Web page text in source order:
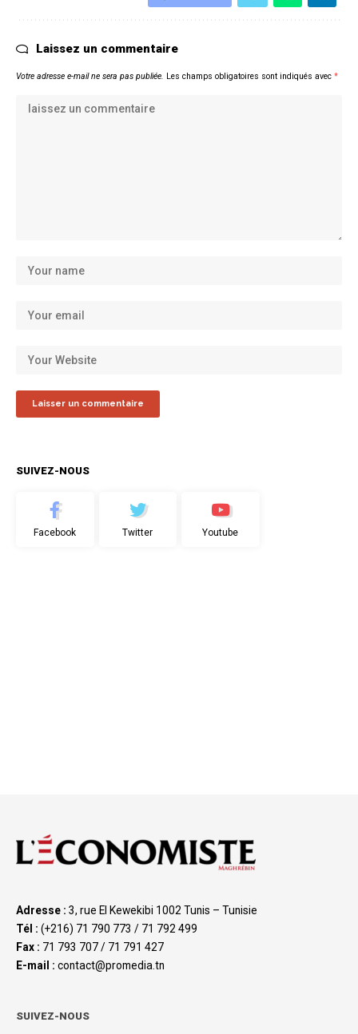
Laissez un commentaire
Votre adresse e-mail ne sera pas publiée. Les champs obligatoires sont indiqués avec *
SUIVEZ-NOUS
Facebook Twitter Youtube
Adresse : 3, rue El Kewekibi 1002 Tunis – Tunisie
Tél : (+216) 71 790 773 / 71 792 499
Fax : 71 793 707 / 71 791 427
E-mail : contact@promedia.tn
SUIVEZ-NOUS